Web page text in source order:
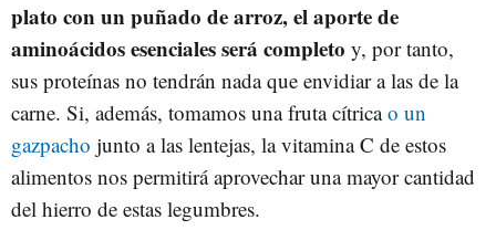
plato con un puñado de arroz, el aporte de
aminoácidos esenciales será completo y, por tanto,
sus proteínas no tendrán nada que envidiar a las de la
carne. Si, además, tomamos una fruta cítricao un
gazpacho junto a las lentejas, la vitamina C de estos
alimentos nos permitirá aprovechar una mayor cantidad
del hierro de estas legumbres.